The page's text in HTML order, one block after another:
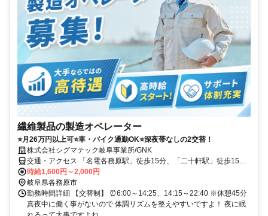
繊維製品の製造オペレーター
⭐月26万円以上可⭐車・バイク通勤OK⭐深夜帯なしの2交替！
株式会社シグマテック岐阜事業所/GNK
交通・アクセス 「名電各務原駅」徒歩15分、「二十軒駅」徒歩15
分、「各務ヶ原駅」徒歩16分⭐車やバイクでの通勤が便利です
時給1,600円～2,000円
岐阜県各務原市
勤務時間詳細 【交替制】 ⏰6:00～14:25、14:15～22:40 ※休憩45分
真夜中に働く事がないので 体調リズムを整えやすいですよ！ 夜に眠